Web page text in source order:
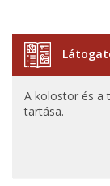
A kolostor és a
tartása.